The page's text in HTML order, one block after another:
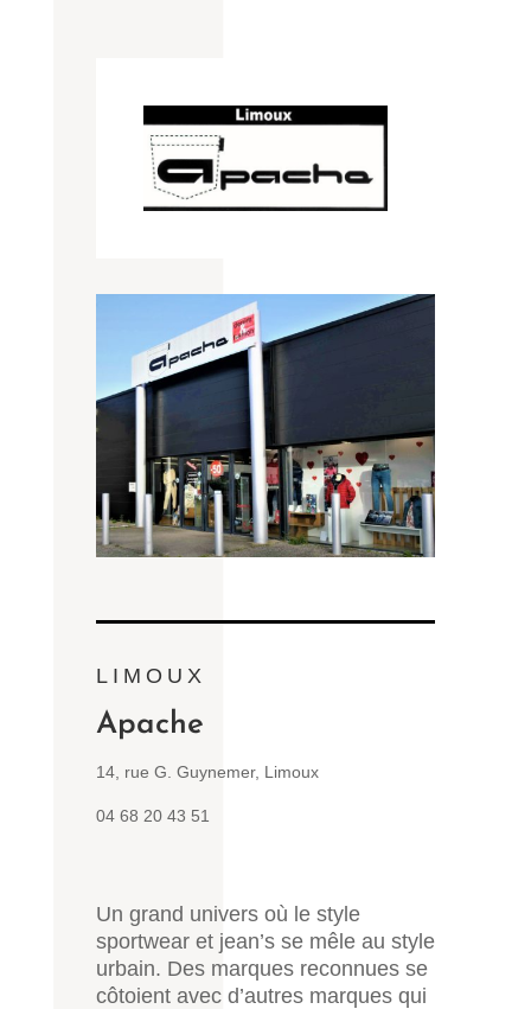
LIMOUX
Apache
14, rue G. Guynemer, Limoux
04 68 20 43 51
Un grand univers où le style
sportwear et jean’s se mêle au style
urbain. Des marques reconnues se
côtoient avec d’autres marques qui